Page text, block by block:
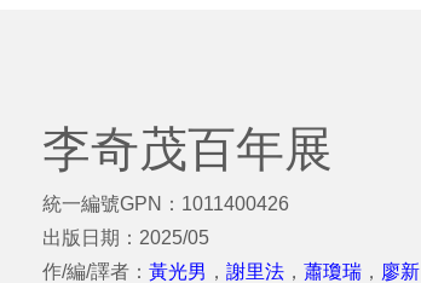
李奇茂百年展
統一編號GPN：1011400426
出版日期：2025/05
作/編/譯者： 黃光男 ， 謝里法 ， 蕭瓊瑞 ， 廖新